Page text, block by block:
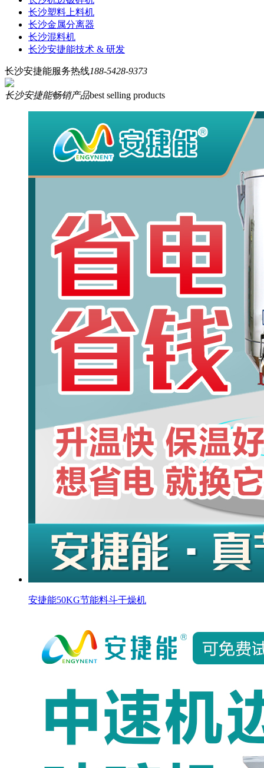
长沙塑料上料机
长沙金属分离器
长沙混料机
长沙安捷能技术 & 研发
长沙安捷能服务热线188-5428-9373
长沙安捷能畅销产品best selling products
安捷能50KG节能料斗干燥机